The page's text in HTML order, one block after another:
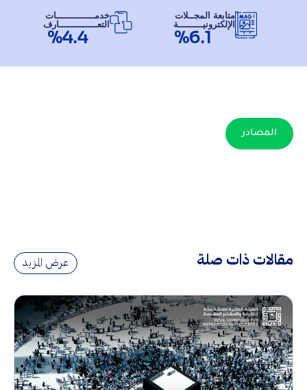
متابعة المجــلات
الإلكترونيـــــــــة
%6.1
خدمــــــــــــــات
التعــــــــــــــارف
%4.4
المصادر
مقالات ذات صلة عرض المزيد